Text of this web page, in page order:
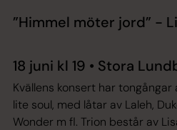
”Himmel möter jord” -
18 juni kl 19 • Stora
Kvällens konsert har tongångar
lite soul, med låtar av Laleh,
Wonder m fl. Trion består av